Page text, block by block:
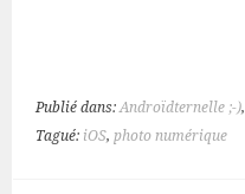
Publié dans:Androïdternelle ;-),
Tagué: iOS,photo numérique